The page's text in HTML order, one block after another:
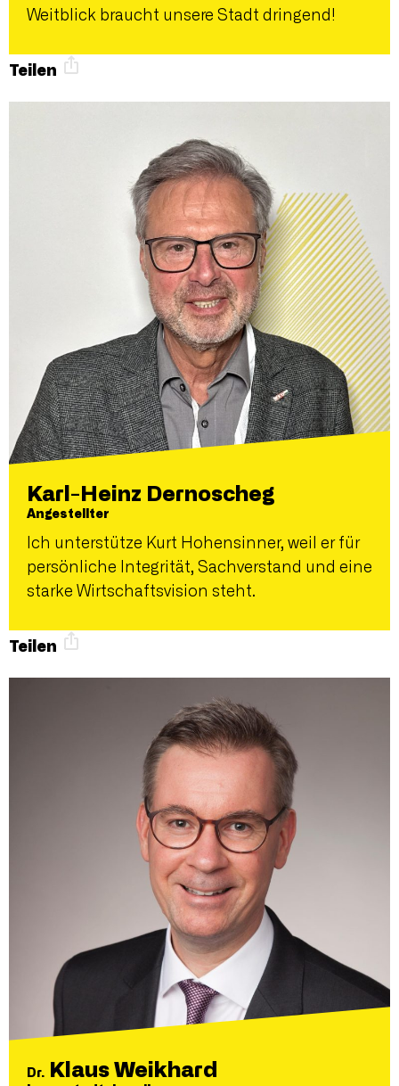
Weitblick braucht unsere Stadt dringend!
Teilen
Karl-Heinz Dernoscheg
Angestellter
Ich unterstütze Kurt Hohensinner, weil er für
persönliche Integrität, Sachverstand und eine
starke Wirtschaftsvision steht.
Teilen
Dr. Klaus Weikhard